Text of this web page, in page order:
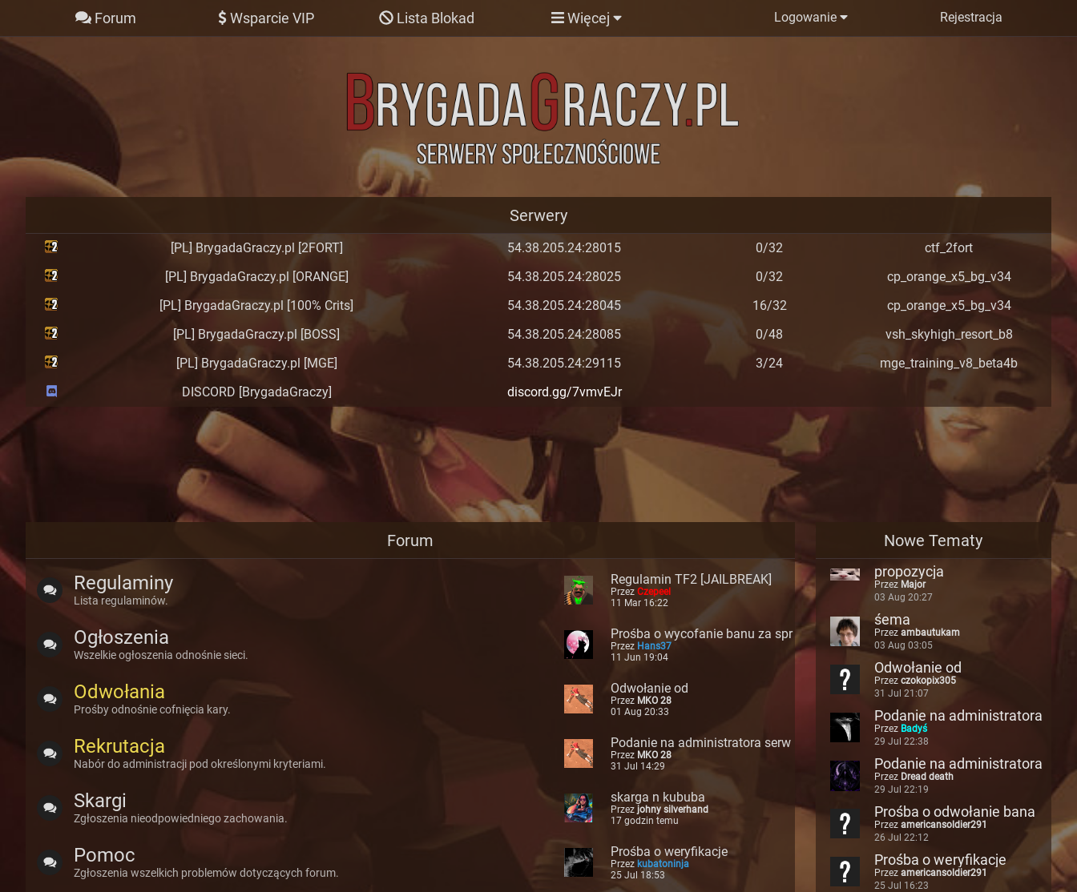
Forum Wsparcie VIP Lista Blokad Więcej Logowanie Rejestracja
Serwery
[PL] BrygadaGraczy.pl [2FORT] 54.38.205.24:28015 0/32
ctf_2fort
[PL] BrygadaGraczy.pl [ORANGE]
54.38.205.24:28025 0/32
cp_orange_x5_bg_v34
[PL] BrygadaGraczy.pl [100% Crits]
54.38.205.24:28045 16/32
cp_orange_x5_bg_v34
[PL] BrygadaGraczy.pl [BOSS]
54.38.205.24:28085 0/48
vsh_skyhigh_resort_b8
[PL] BrygadaGraczy.pl [MGE]
54.38.205.24:29115 3/24
mge_training_v8_beta4b
DISCORD [BrygadaGraczy]
discord.gg/7vmvEJr
Forum
Regulaminy
Lista regulaminów.
Regulamin TF2 [JAILBREAK]
Przez Czepeel
11 Mar 16:22
Ogłoszenia
Wszelkie ogłoszenia odnośnie sieci.
Prośba o wycofanie banu za spr
ay
Przez Hans37
11 Jun 19:04
Odwołania
Prośby odnośnie cofnięcia kary.
Odwołanie od
Przez MKO 28
01 Aug 20:33
Rekrutacja
Nabór do administracji pod określonymi kryteriami.
Podanie na administratora serw
era: 100% CRITS
Przez MKO 28
31 Jul 14:29
Skargi
Zgłoszenia nieodpowiedniego zachowania.
skarga n kububa
Przez johny silverhand
17 godzin temu
Pomoc
Zgłoszenia wszelkich problemów dotyczących forum.
Prośba o weryfikacje
Przez kubatoninja
25 Jul 18:53
Nowe Tematy
propozycja
Przez Major
03 Aug 20:27
śema
Przezambautukam
03 Aug 03:05
Odwołanie od
Przezczokopix305
31 Jul 21:07
Podanie na administratora
serwera: 100% CRITS
Przez Badyś
29 Jul 22:38
Podanie na administratora
serwera: 100%crit
Przez Dread death
29 Jul 22:19
Prośba o odwołanie bana
Przezamericansoldier291
26 Jul 22:12
Prośba o weryfikacje
Przezamericansoldier291
25 Jul 16:23